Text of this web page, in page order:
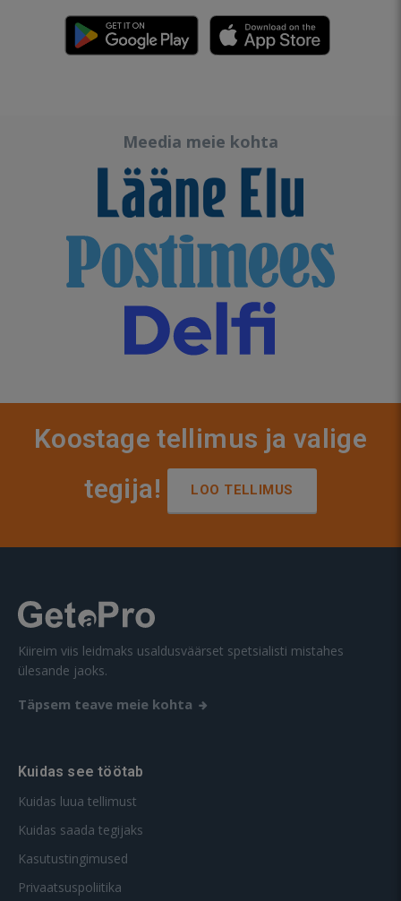
Meedia meie kohta
Koostage tellimus ja valige
tegija!
LOO TELLIMUS
Kiireim viis leidmaks usaldusväärset spetsialisti mistahes
ülesande jaoks.
Täpsem teave meie kohta
Kuidas see töötab
Kuidas luua tellimust
Kuidas saada tegijaks
Kasutustingimused
Privaatsuspoliitika